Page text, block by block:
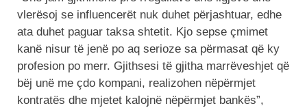
vlerësoj se influencerët nuk duhet përjashtuar, edhe
ata duhet paguar taksa shtetit. Kjo sepse çmimet
kanë nisur të jenë po aq serioze sa përmasat që ky
profesion po merr. Gjithsesi të gjitha marrëveshjet që
bëj unë me çdo kompani, realizohen nëpërmjet
kontratës dhe mjetet kalojnë nëpërmjet bankës”,